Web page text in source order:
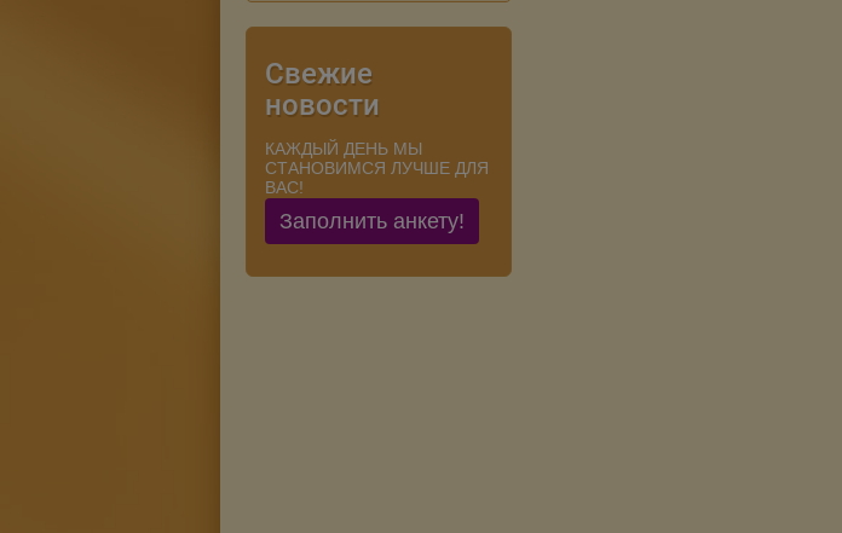
Свежие
новости
КАЖДЫЙ ДЕНЬ МЫ
СТАНОВИМСЯ ЛУЧШЕ ДЛЯ
ВАС!
Заполнить анкету!